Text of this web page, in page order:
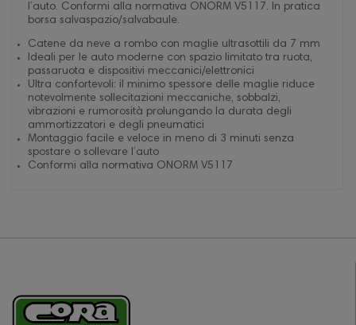
l’auto. Conformi alla normativa ONORM V5117. In pratica
borsa salvaspazio/salvabaule.
Catene da neve a rombo con maglie ultrasottili da 7 mm
Ideali per le auto moderne con spazio limitato tra ruota,
passaruota e dispositivi meccanici/elettronici
Ultra confortevoli: il minimo spessore delle maglie riduce
notevolmente sollecitazioni meccaniche, sobbalzi,
vibrazioni e rumorosità prolungando la durata degli
ammortizzatori e degli pneumatici
Montaggio facile e veloce in meno di 3 minuti senza
spostare o sollevare l’auto
Conformi alla normativa ONORM V5117